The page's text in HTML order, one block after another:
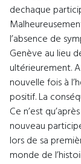
dechaque
l’absence de
Genève au lieu
ultérieurement.
nouvelle fois à
positif. La
Ce n’est
nouveau
lors de sa
monde de